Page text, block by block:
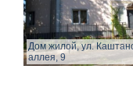
Дом жилой, ул.
аллея, 9